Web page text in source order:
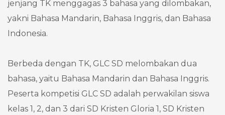
jenjang TK menggagas 3 bahasa yang dilombakan,
yakni Bahasa Mandarin, Bahasa Inggris, dan Bahasa
Indonesia.
Berbeda dengan TK, GLC SD melombakan dua
bahasa, yaitu Bahasa Mandarin dan Bahasa Inggris.
Peserta kompetisi GLC SD adalah perwakilan siswa
kelas 1, 2, dan 3 dari SD Kristen Gloria 1, SD Kristen